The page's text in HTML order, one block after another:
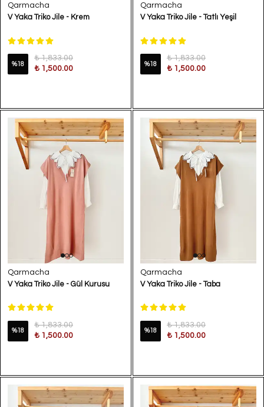
Qarmacha
V Yaka Triko Jile - Krem
%18
₺ 1,833.00
₺ 1,500.00
Qarmacha
V Yaka Triko Jile - Tatlı Yeşil
%18
₺ 1,833.00
₺ 1,500.00
Qarmacha
V Yaka Triko Jile - Gül Kurusu
%18
₺ 1,833.00
₺ 1,500.00
Qarmacha
V Yaka Triko Jile - Taba
%18
₺ 1,833.00
₺ 1,500.00